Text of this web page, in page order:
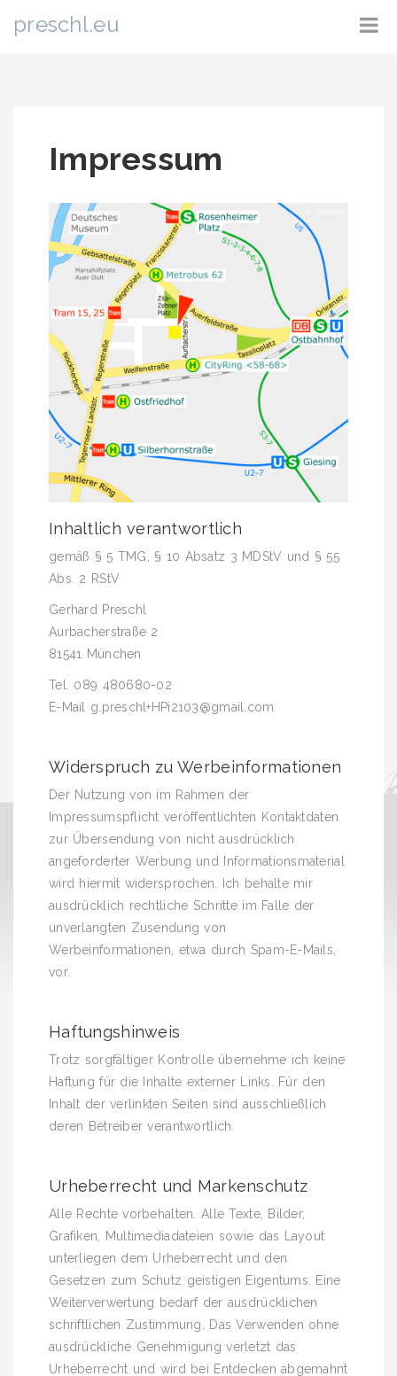
preschl.eu
Impressum
Inhaltlich verantwortlich
gemäß § 5 TMG, § 10 Absatz 3 MDStV und § 55
Abs. 2 RStV
Gerhard Preschl
Aurbacherstraße 2
81541 München
Tel. 089 480680-02
E-Mail g.preschl+HPi2103@gmail.com
Widerspruch zu Werbeinformationen
Der Nutzung von im Rahmen der
Impressumspflicht veröffentlichten Kontaktdaten
zur Übersendung von nicht ausdrücklich
angeforderter Werbung und Informationsmaterial
wird hiermit widersprochen. Ich behalte mir
ausdrücklich rechtliche Schritte im Falle der
unverlangten Zusendung von
Werbeinformationen, etwa durch Spam-E-Mails,
vor.
Haftungshinweis
Trotz sorgfältiger Kontrolle übernehme ich keine
Haftung für die Inhalte externer Links. Für den
Inhalt der verlinkten Seiten sind ausschließlich
deren Betreiber verantwortlich.
Urheberrecht und Markenschutz
Alle Rechte vorbehalten. Alle Texte, Bilder,
Grafiken, Multimediadateien sowie das Layout
unterliegen dem Urheberrecht und den
Gesetzen zum Schutz geistigen Eigentums. Eine
Weiterverwertung bedarf der ausdrücklichen
schriftlichen Zustimmung. Das Verwenden ohne
ausdrückliche Genehmigung verletzt das
Urheberrecht und wird bei Entdecken abgemahnt